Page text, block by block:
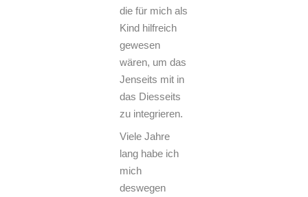
die für mich als
Kind hilfreich
gewesen
wären, um das
Jenseits mit in
das Diesseits
zu integrieren.
Viele Jahre
lang habe ich
mich
deswegen